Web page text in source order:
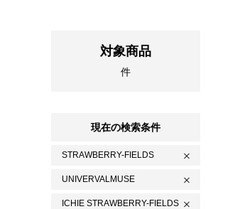
対象商品
件
現在の検索条件
STRAWBERRY-FIELDS
UNIVERVALMUSE
ICHIE STRAWBERRY-FIELDS